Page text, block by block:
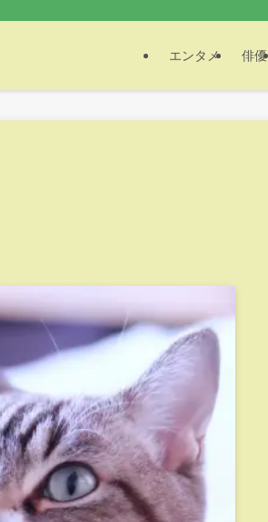
エンタメ 俳優